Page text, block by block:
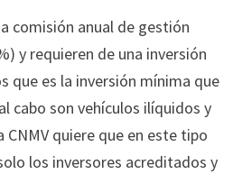
comisión anual de gestión
y requieren de una inversión
que es la inversión mínima que
cabo son vehículos ilíquidos y
quiere que en este tipo
los inversores acreditados y